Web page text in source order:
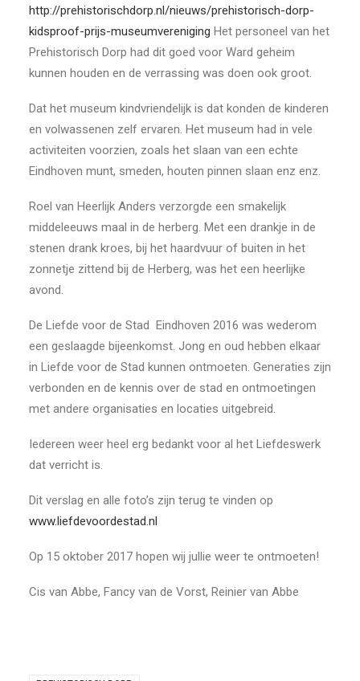
http://prehistorischdorp.nl/nieuws/prehistorisch-dorp-
kidsproof-prijs-museumvereniging Het personeel van het
Prehistorisch Dorp had dit goed voor Ward geheim
kunnen houden en de verrassing was doen ook groot.
Dat het museum kindvriendelijk is dat konden de kinderen
en volwassenen zelf ervaren. Het museum had in vele
activiteiten voorzien, zoals het slaan van een echte
Eindhoven munt, smeden, houten pinnen slaan enz enz.
Roel van Heerlijk Anders verzorgde een smakelijk
middeleeuws maal in de herberg. Met een drankje in de
stenen drank kroes, bij het haardvuur of buiten in het
zonnetje zittend bij de Herberg, was het een heerlijke
avond.
De Liefde voor de Stad Eindhoven 2016 was wederom
een geslaagde bijeenkomst. Jong en oud hebben elkaar
in Liefde voor de Stad kunnen ontmoeten. Generaties zijn
verbonden en de kennis over de stad en ontmoetingen
met andere organisaties en locaties uitgebreid.
Iedereen weer heel erg bedankt voor al het Liefdeswerk
dat verricht is.
Dit verslag en alle foto’s zijn terug te vinden op
www.liefdevoordestad.nl
Op 15 oktober 2017 hopen wij jullie weer te ontmoeten!
Cis van Abbe, Fancy van de Vorst, Reinier van Abbe